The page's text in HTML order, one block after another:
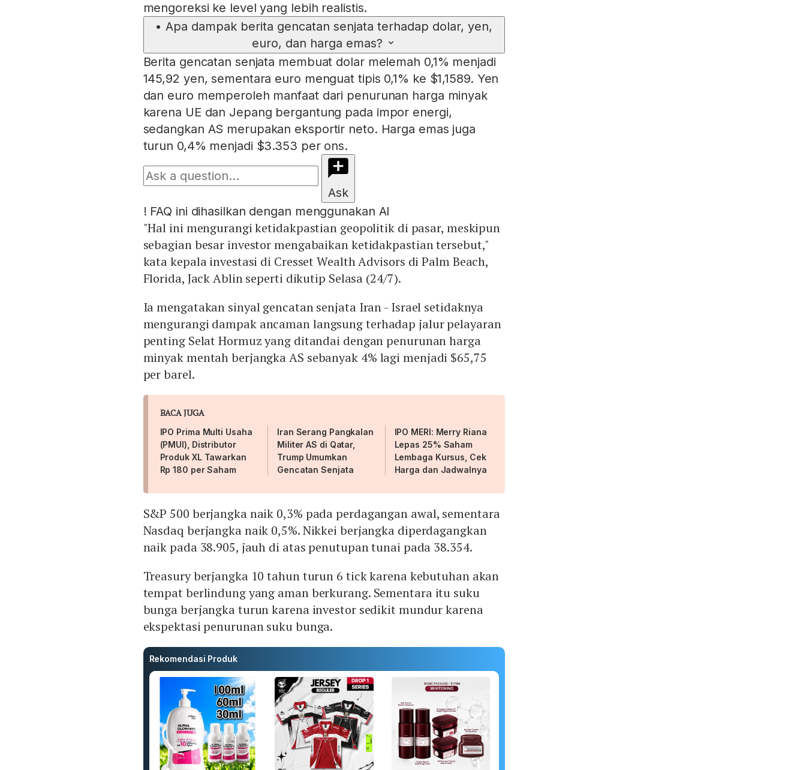
mengoreksi ke level yang lebih realistis.
• Apa dampak berita gencatan senjata terhadap dolar, yen,
euro, dan harga emas?
Berita gencatan senjata membuat dolar melemah 0,1% menjadi
145,92 yen, sementara euro menguat tipis 0,1% ke $1,1589. Yen
dan euro memperoleh manfaat dari penurunan harga minyak
karena UE dan Jepang bergantung pada impor energi,
sedangkan AS merupakan eksportir neto. Harga emas juga
turun 0,4% menjadi $3.353 per ons.
Ask
! FAQ ini dihasilkan dengan menggunakan AI
"Hal ini mengurangi ketidakpastian geopolitik di pasar, meskipun
sebagian besar investor mengabaikan ketidakpastian tersebut,"
kata kepala investasi di Cresset Wealth Advisors di Palm Beach,
Florida, Jack Ablin seperti dikutip Selasa (24/7).
Ia mengatakan sinyal gencatan senjata Iran - Israel setidaknya
mengurangi dampak ancaman langsung terhadap jalur pelayaran
penting Selat Hormuz yang ditandai dengan penurunan harga
minyak mentah berjangka AS sebanyak 4% lagi menjadi $65,75
per barel.
BACA JUGA
IPO Prima Multi Usaha
(PMUI), Distributor
Produk XL Tawarkan
Rp 180 per Saham
Iran Serang Pangkalan
Militer AS di Qatar,
Trump Umumkan
Gencatan Senjata
IPO MERI: Merry Riana
Lepas 25% Saham
Lembaga Kursus, Cek
Harga dan Jadwalnya
S&P 500 berjangka naik 0,3% pada perdagangan awal, sementara
Nasdaq berjangka naik 0,5%. Nikkei berjangka diperdagangkan
naik pada 38.905, jauh di atas penutupan tunai pada 38.354.
Treasury berjangka 10 tahun turun 6 tick karena kebutuhan akan
tempat berlindung yang aman berkurang. Sementara itu suku
bunga berjangka turun karena investor sedikit mundur karena
ekspektasi penurunan suku bunga.
Rekomendasi Produk